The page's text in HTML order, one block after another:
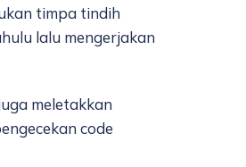
timpa tindih
lalu mengerjakan
meletakkan
code